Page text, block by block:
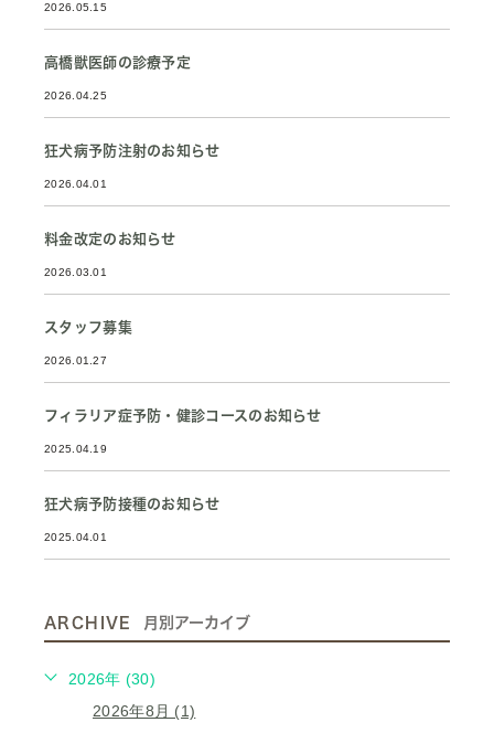
2026.05.15
高橋獣医師の診療予定
2026.04.25
狂犬病予防注射のお知らせ
2026.04.01
料金改定のお知らせ
2026.03.01
スタッフ募集
2026.01.27
フィラリア症予防・健診コースのお知らせ
2025.04.19
狂犬病予防接種のお知らせ
2025.04.01
ARCHIVE 月別アーカイブ
2026年 (30)
2026年8月 (1)